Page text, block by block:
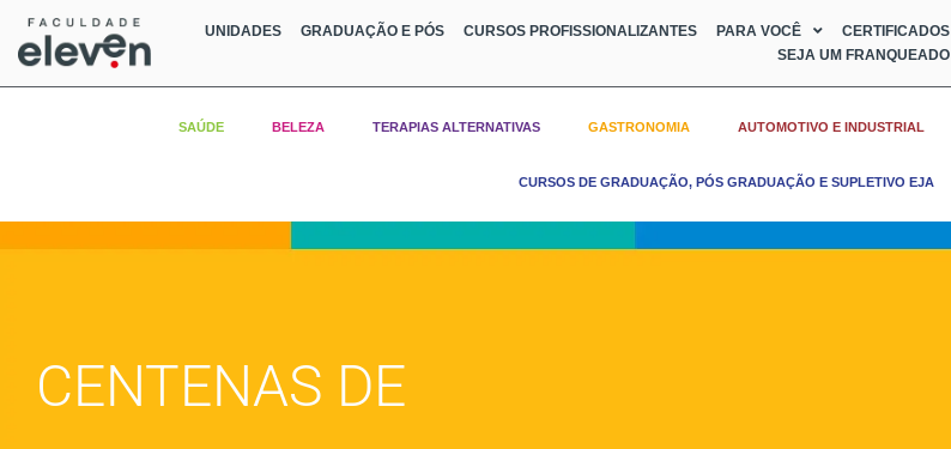
UNIDADES GRADUAÇÃO E PÓS CURSOS PROFISSIONALIZANTES PARA VOCÊ CERTIFICADOS
SEJA UM FRANQUEADO
SAÚDE BELEZA TERAPIAS ALTERNATIVAS GASTRONOMIA AUTOMOTIVO E INDUSTRIAL
CURSOS DE GRADUAÇÃO, PÓS GRADUAÇÃO E SUPLETIVO EJA
CENTENAS DE